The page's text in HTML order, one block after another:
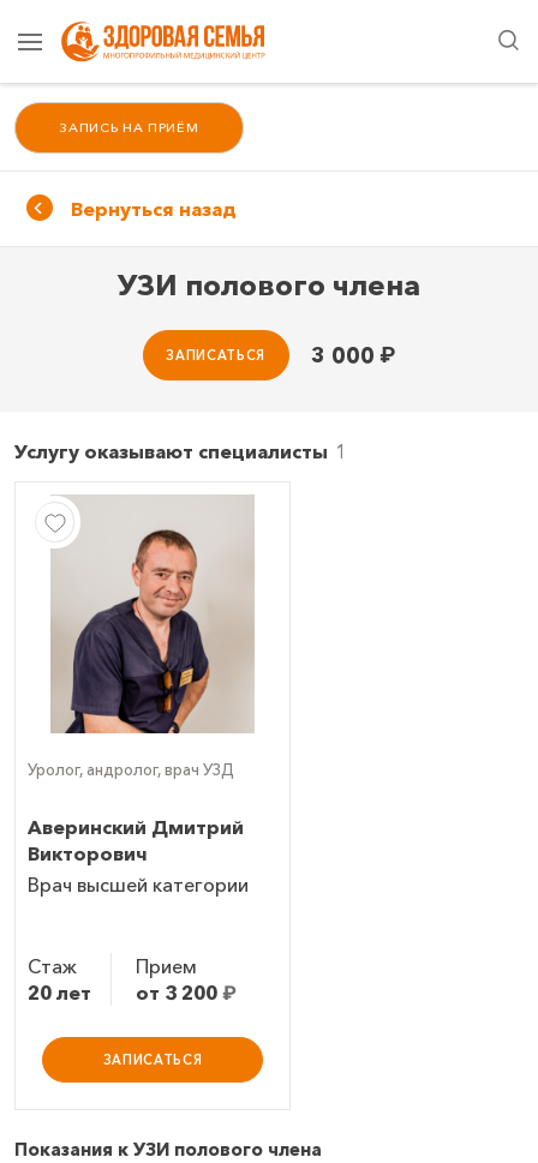
ЗАПИСЬ НА ПРИЁМ
Вернуться назад
УЗИ полового члена
3 000 ₽
ЗАПИСАТЬСЯ
Услугу оказывают специалисты
Уролог, андролог, врач УЗД
Аверинский Дмитрий
Викторович
Врач высшей категории
Стаж
20 лет
Прием
от 3 200 ₽
ЗАПИСАТЬСЯ
Показания к УЗИ полового члена